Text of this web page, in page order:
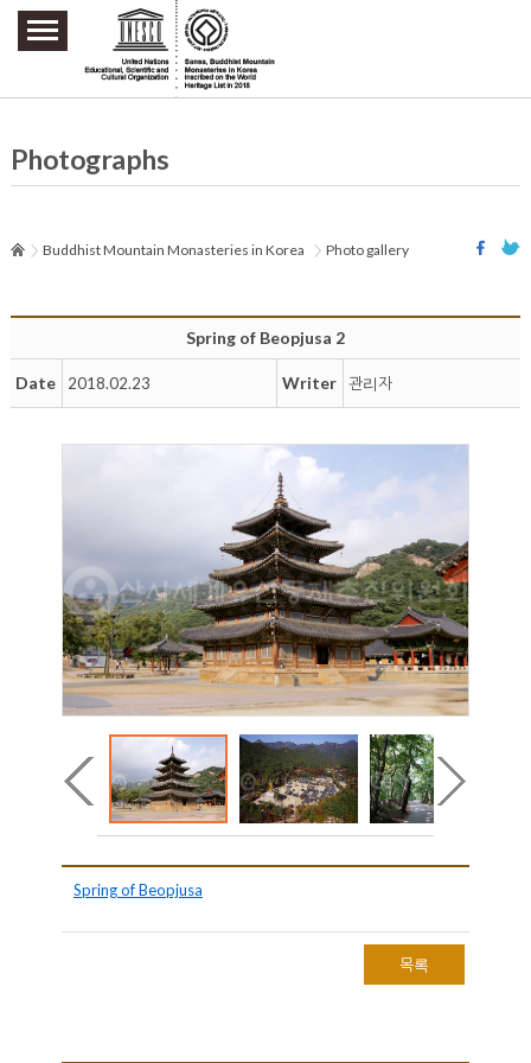
주요메뉴 바로가기
본문 바로가기
하단메뉴 바로가기
Photographs
Buddhist Mountain Monasteries in Korea Photo gallery
Spring of Beopjusa 2
Date 2018.02.23 Writer 관리자
Spring of Beopjusa
목록